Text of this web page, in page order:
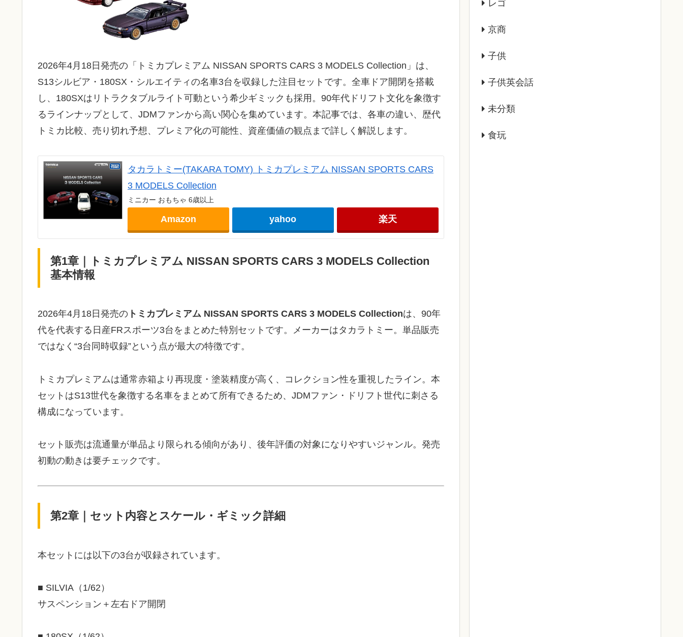
2026年4月18日発売の「トミカプレミアム NISSAN SPORTS CARS 3 MODELS Collection」は、
S13シルビア・180SX・シルエイティの名車3台を収録した注目セットです。全車ドア開閉を搭載
し、180SXはリトラクタブルライト可動という希少ギミックも採用。90年代ドリフト文化を象徴す
るラインナップとして、JDMファンから高い関心を集めています。本記事では、各車の違い、歴代
トミカ比較、売り切れ予想、プレミア化の可能性、資産価値の観点まで詳しく解説します。
タカラトミー(TAKARA TOMY) トミカプレミアム NISSAN SPORTS CARS
3 MODELS Collection
ミニカー おもちゃ 6歳以上
Amazon yahoo 楽天
第1章｜トミカプレミアム NISSAN SPORTS CARS 3 MODELS Collection
基本情報
2026年4月18日発売の トミカプレミアム NISSAN SPORTS CARS 3 MODELS Collectionは、90年
代を代表する日産FRスポーツ3台をまとめた特別セットです。メーカーはタカラトミー。単品販売
ではなく“3台同時収録”という点が最大の特徴です。
トミカプレミアムは通常赤箱より再現度・塗装精度が高く、コレクション性を重視したライン。本
セットはS13世代を象徴する名車をまとめて所有できるため、JDMファン・ドリフト世代に刺さる
構成になっています。
セット販売は流通量が単品より限られる傾向があり、後年評価の対象になりやすいジャンル。発売
初動の動きは要チェックです。
第2章｜セット内容とスケール・ギミック詳細
本セットには以下の3台が収録されています。
■ SILVIA（1/62）
サスペンション＋左右ドア開閉
レゴ
京商
子供
子供英会話
未分類
食玩